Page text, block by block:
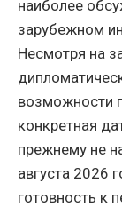
наиболее
зарубежном
Несмотря на
возможности
конкретная
прежнему не
августа 2026
готовность к